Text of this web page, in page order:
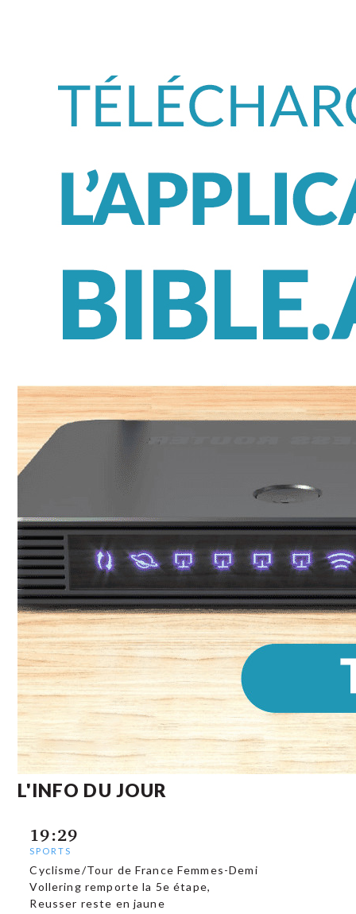
L'INFO DU JOUR
19:29
SPORTS
Cyclisme/Tour de France Femmes-Demi
Vollering remporte la 5e étape,
Reusser reste en jaune